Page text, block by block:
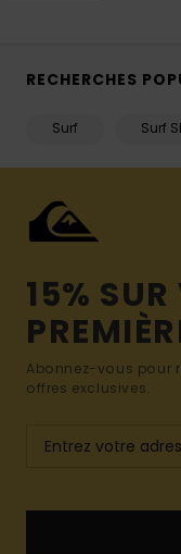
RECHERCHES
Surf Surf
15%
Abonnez-vous pour
offres exclusives.